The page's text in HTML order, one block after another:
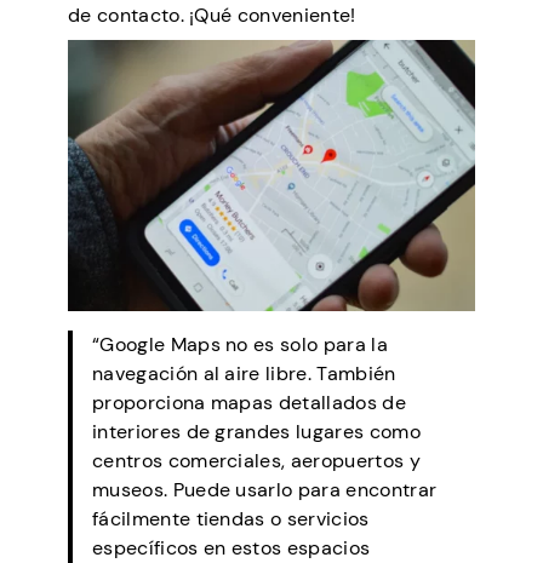
de contacto. ¡Qué conveniente!
“Google Maps no es solo para la
navegación al aire libre. También
proporciona mapas detallados de
interiores de grandes lugares como
centros comerciales, aeropuertos y
museos. Puede usarlo para encontrar
fácilmente tiendas o servicios
específicos en estos espacios